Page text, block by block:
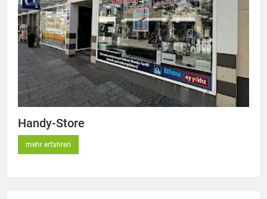
Handy-Store
mehr erfahren